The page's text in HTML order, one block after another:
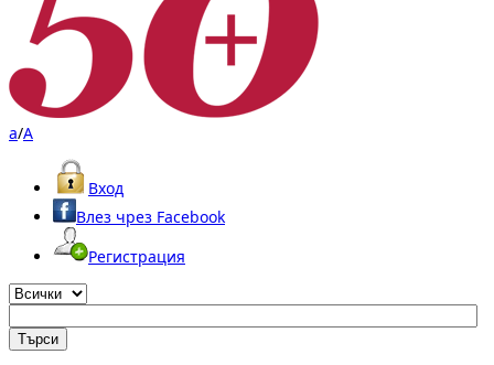
a/A
Вход
Влез чрез Facebook
Регистрация